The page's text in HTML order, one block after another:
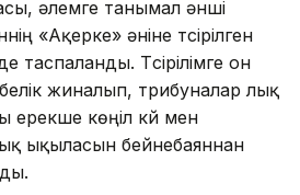
әлемге танымал әнші
«Ақерке» әніне түсірілген
таспаланды. Түсірілімге он
жиналып, трибуналар лық
көңіл күй мен
ықыласын бейнебаяннан